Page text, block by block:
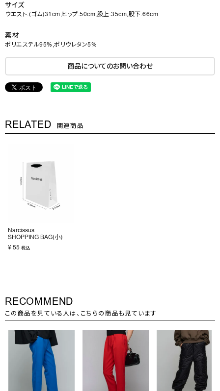
サイズ
ウエスト:(ゴム)31cm,ヒップ:50cm,股上:35cm,股下:66cm
素材
ポリエステル95%,ポリウレタン5%
商品についてのお問い合わせ
RELATED 関連商品
Narcissus
SHOPPING BAG(小)
¥ 55 税込
RECOMMEND
この商品を見ている人は、こちらの商品も見ています